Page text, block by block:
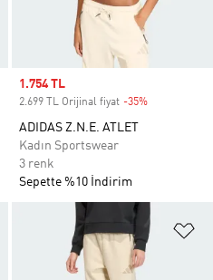
Sale price
1.754 TL
2.699 TL Orijinal fiyat -35%
ADIDAS Z.N.E. ATLET
Kadın Sportswear
3 renk
Sepette %10 İndirim
Favori Listesine Ekle